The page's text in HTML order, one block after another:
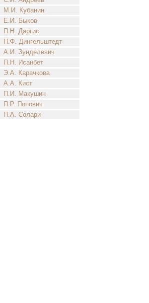
М.И. Кубанин
Е.И. Быков
П.Н. Даргис
Н.Ф. Дингельштедт
А.И. Зунделевич
П.Н. Исанбет
Э.А. Карачкова
А.А. Кист
П.И. Макушин
П.Р. Попович
П.А. Солари